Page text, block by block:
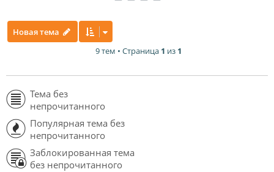
Новая тема
9 тем • Страница 1 из 1
Тема без
непрочитанного
Популярная тема без
непрочитанного
Заблокированная тема
без непрочитанного